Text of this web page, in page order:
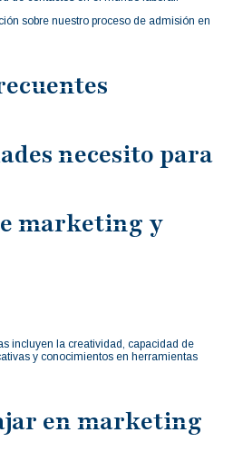
sobre nuestro proceso de admisión en
necesito para
marketing y
incluyen la creatividad, capacidad de
y conocimientos en herramientas
en marketing